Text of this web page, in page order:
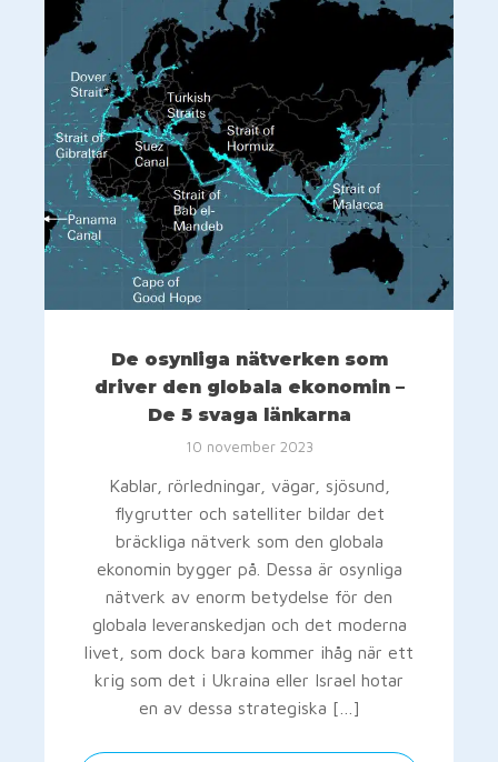
De osynliga nätverken som
driver den globala ekonomin –
De 5 svaga länkarna
10 november 2023
Kablar, rörledningar, vägar, sjösund,
flygrutter och satelliter bildar det
bräckliga nätverk som den globala
ekonomin bygger på. Dessa är osynliga
nätverk av enorm betydelse för den
globala leveranskedjan och det moderna
livet, som dock bara kommer ihåg när ett
krig som det i Ukraina eller Israel hotar
en av dessa strategiska […]